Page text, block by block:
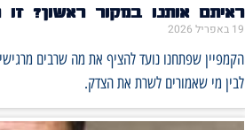
ראיתם אותנו במקור ראשון? זו
19 באפריל 2026
הקמפיין שפתחנו נועד להציף את מה שרבים
לבין מי שאמורים לשרת את הצדק.